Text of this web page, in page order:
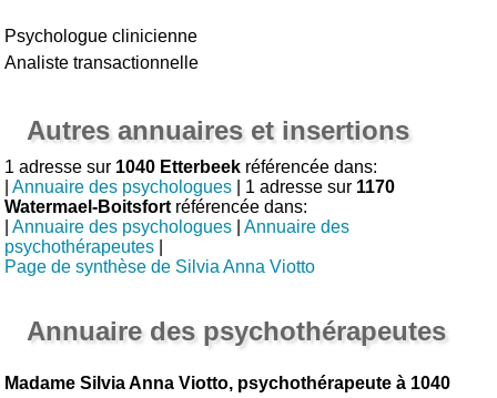
Psychologue clinicienne
Analiste transactionnelle
Autres annuaires et insertions
1 adresse sur 1040 Etterbeek référencée dans:
|Annuaire des psychologues | 1 adresse sur 1170
Watermael-Boitsfort référencée dans:
|Annuaire des psychologues |Annuaire des
psychothérapeutes
Page de synthèse de Silvia Anna Viotto
Annuaire des psychothérapeutes
Madame Silvia Anna Viotto, psychothérapeute à 1040